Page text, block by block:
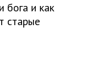
бога и как
старые